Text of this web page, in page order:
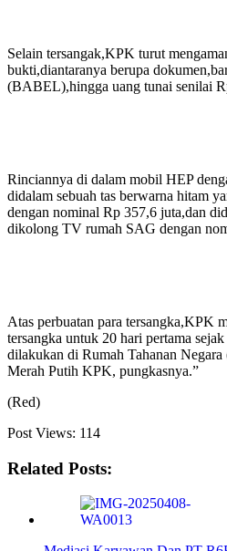
Selain tersangak,KPK turut
bukti,diantaranya berupa
(BABEL),hingga uang tunai senilai
Rinciannya di dalam mobil HEP
didalam sebuah tas berwarna hitam
dengan nominal Rp 357,6 juta,dan
dikolong TV rumah SAG dengan
Atas perbuatan para tersangka,KPK
tersangka untuk 20 hari pertama
dilakukan di Rumah Tahanan
Merah Putih KPK, pungkasnya.”
(Red)
Post Views: 114
Related Posts: